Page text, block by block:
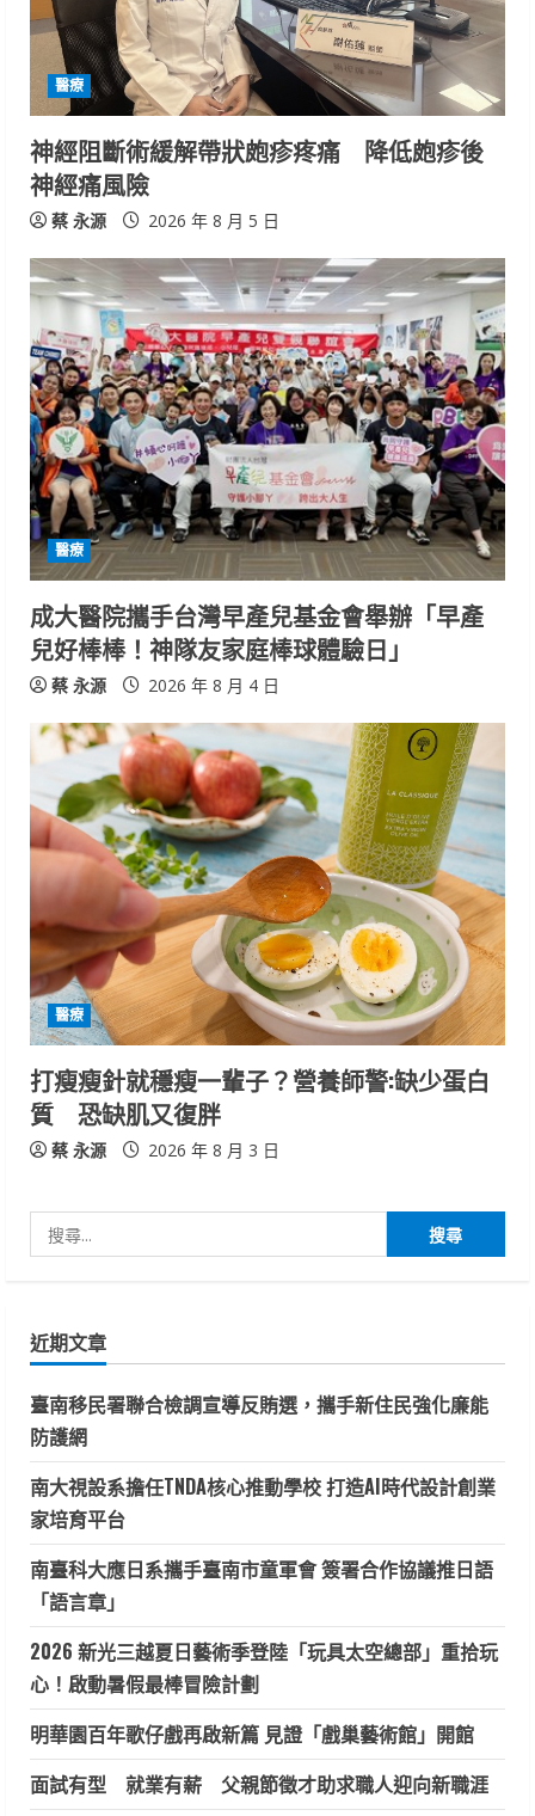
a
i
n
g
醫療
神經阻斷術緩解帶狀皰疹疼痛 降低皰疹後
神經痛風險
蔡 永源 2026 年 8 月 5 日
醫療
成大醫院攜手台灣早產兒基金會舉辦「早產
兒好棒棒！神隊友家庭棒球體驗日」
蔡 永源 2026 年 8 月 4 日
醫療
打瘦瘦針就穩瘦一輩子？營養師警:缺少蛋白
質 恐缺肌又復胖
蔡 永源 2026 年 8 月 3 日
尋
字:
近期文章
臺南移民署聯合檢調宣導反賄選，攜手新住民強化廉能
防護網
南大視設系擔任TNDA核心推動學校 打造AI時代設計創業
家培育平台
南臺科大應日系攜手臺南市童軍會 簽署合作協議推日語
「語言章」
2026 新光三越夏日藝術季登陸「玩具太空總部」重拾玩
心！啟動暑假最棒冒險計劃
明華園百年歌仔戲再啟新篇 見證「戲巢藝術館」開館
面試有型 就業有薪 父親節徵才助求職人迎向新職涯